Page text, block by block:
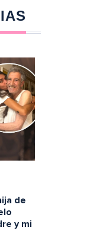
de
y mi